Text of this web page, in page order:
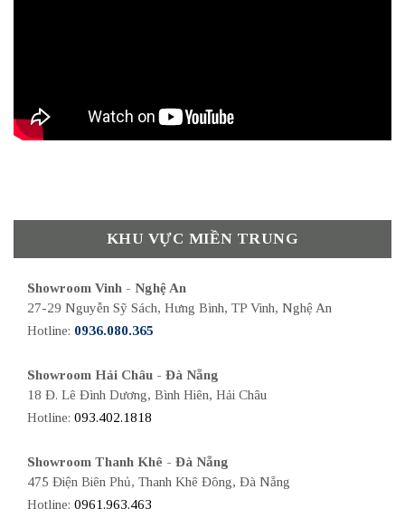
KHU VỰC MIỀN TRUNG
Showroom Vinh - Nghệ An
27-29 Nguyễn Sỹ Sách, Hưng Bình, TP Vinh, Nghệ An
Hotline: 0936.080.365
Showroom Hải Châu - Đà Nẵng
18 Đ. Lê Đình Dương, Bình Hiên, Hải Châu
Hotline: 093.402.1818
Showroom Thanh Khê - Đà Nẵng
475 Điện Biên Phủ, Thanh Khê Đông, Đà Nẵng
Hotline: 0961.963.463